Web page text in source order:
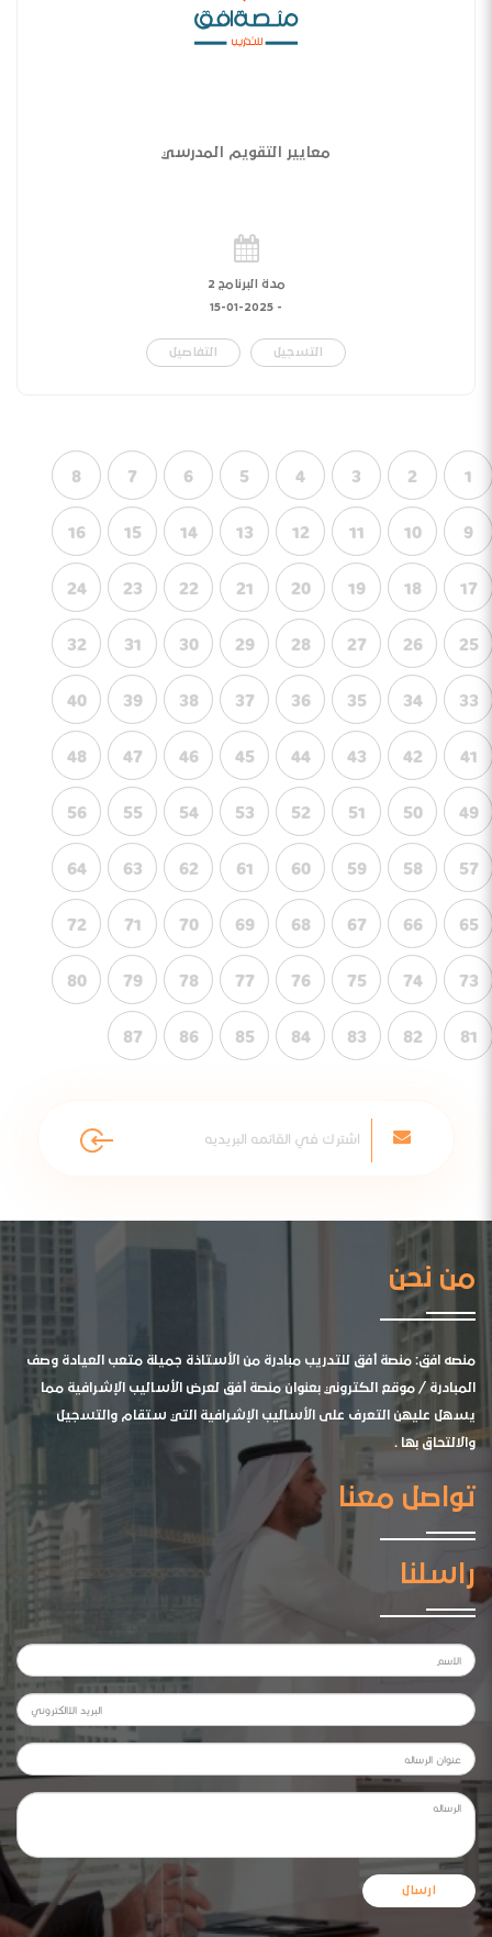
معايير التقويم المدرسي
مدة البرنامج 2
-
15-01-2025
التسجيل التفاصيل
1
2
3
4
5
6
7
8
9
10
11
12
13
14
15
16
17
18
19
20
21
22
23
24
25
26
27
28
29
30
31
32
33
34
35
36
37
38
39
40
41
42
43
44
45
46
47
48
49
50
51
52
53
54
55
56
57
58
59
60
61
62
63
64
65
66
67
68
69
70
71
72
73
74
75
76
77
78
79
80
81
82
83
84
85
86
87
من نحن
منصه افق: منصة أفق للتدريب مبادرة من الأستاذة جميلة متعب العيادة وصف
المبادرة / موقع الكتروني بعنوان منصة أفق لعرض الأساليب الإشرافية مما
يسهل عليهن التعرف على الأساليب الإشرافية التي ستقام والتسجيل
والالتحاق بها .
تواصل معنا
راسلنا
ارسال